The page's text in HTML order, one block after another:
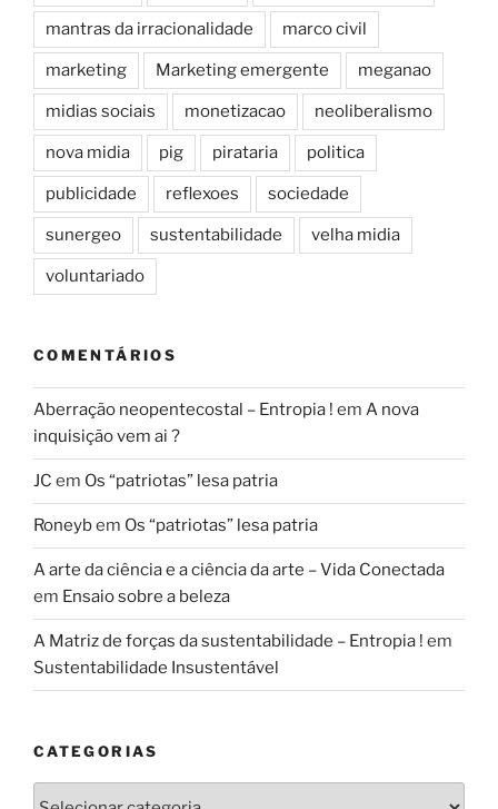
mantras da irracionalidade marco civil
marketing Marketing emergente meganao
midias sociais monetizacao neoliberalismo
nova midia pig pirataria politica
publicidade reflexoes sociedade
sunergeo sustentabilidade velha midia
voluntariado
COMENTÁRIOS
Aberração neopentecostal – Entropia ! em A nova
inquisição vem ai ?
JC em Os “patriotas” lesa patria
Roneybem Os “patriotas” lesa patria
A arte da ciência e a ciência da arte – Vida Conectada
em Ensaio sobre a beleza
A Matriz de forças da sustentabilidade – Entropia ! em
Sustentabilidade Insustentável
CATEGORIAS